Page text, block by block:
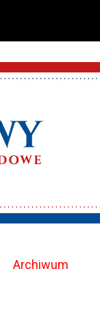
Archiwum